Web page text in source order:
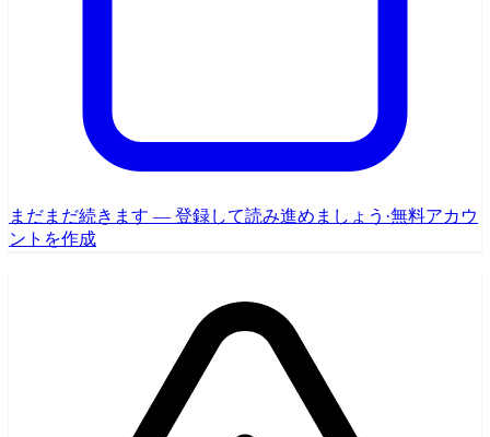
まだまだ続きます — 登録して読み進めましょう ·無料アカウ
ントを作成